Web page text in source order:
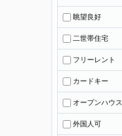
眺望良好
二世帯住宅
フリーレント
カードキー
オープンハウス
外国人可